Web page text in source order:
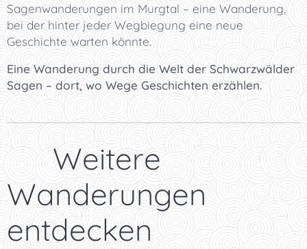
Sagenwanderungen im Murgtal – eine Wanderung,
bei der hinter jeder Wegbiegung eine neue
Geschichte warten könnte.
Eine Wanderung durch die Welt der Schwarzwälder
Sagen – dort, wo Wege Geschichten erzählen.
👉 Weitere
Wanderungen
entdecken